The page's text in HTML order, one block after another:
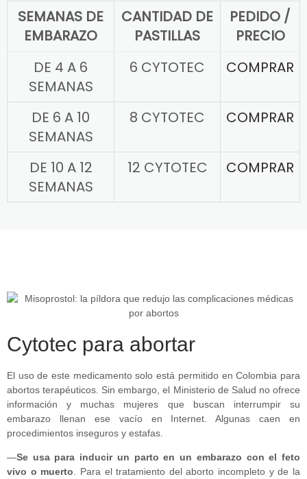
SEMANAS DE
EMBARAZO
CANTIDAD DE
PASTILLAS
PEDIDO /
PRECIO
DE 4 A 6
SEMANAS
6 CYTOTEC COMPRAR
DE 6 A 10
SEMANAS
8 CYTOTEC COMPRAR
DE 10 A 12
SEMANAS
12 CYTOTEC COMPRAR
Cytotec para abortar
El uso de este medicamento solo está permitido en Colombia para
abortos terapéuticos. Sin embargo, el Ministerio de Salud no ofrece
información y muchas mujeres que buscan interrumpir su
embarazo llenan ese vacío en Internet. Algunas caen en
procedimientos inseguros y estafas.
—Se usa para inducir un parto en un embarazo con el feto
vivo o muerto . Para el tratamiento del aborto incompleto y de la